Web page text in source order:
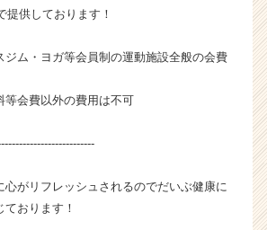
ャ
（C
e
r
a
e
提供しております！
ジム・ヨガ等会員制の運動施設全般の会費
)
費以外の費用は不可
心がリフレッシュされるのでだいぶ健康に
おります！